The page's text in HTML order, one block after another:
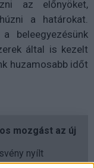
az előnyöket,
a határokat.
beleegyezésünk
által is kezelt
huzamosabb időt
mozgást az új
nyílt